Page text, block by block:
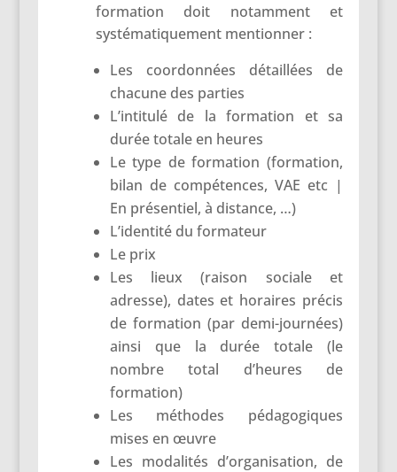
formation doit notamment et
systématiquement mentionner :
Les coordonnées détaillées de
chacune des parties
L’intitulé de la formation et sa
durée totale en heures
Le type de formation (formation,
bilan de compétences, VAE etc |
En présentiel, à distance, …)
L’identité du formateur
Le prix
Les lieux (raison sociale et
adresse), dates et horaires précis
de formation (par demi-journées)
ainsi que la durée totale (le
nombre total d’heures de
formation)
Les méthodes pédagogiques
mises en œuvre
Les modalités d’organisation, de